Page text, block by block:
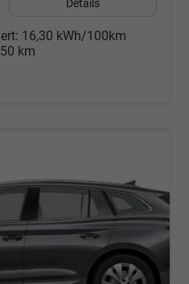
Details
16,30 kWh/100km
km